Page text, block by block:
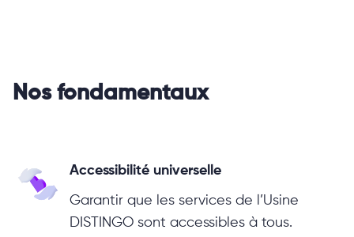
Nos fondamentaux
Accessibilité universelle
Garantir que les services de l’Usine
DISTINGO sont accessibles à tous.